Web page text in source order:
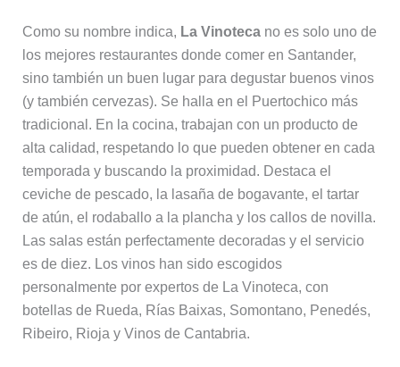
Como su nombre indica, La Vinotecano es solo uno de
los mejores restaurantes donde comer en Santander,
sino también un buen lugar para degustar buenos vinos
(y también cervezas). Se halla en el Puertochico más
tradicional. En la cocina, trabajan con un producto de
alta calidad, respetando lo que pueden obtener en cada
temporada y buscando la proximidad. Destaca el
ceviche de pescado, la lasaña de bogavante, el tartar
de atún, el rodaballo a la plancha y los callos de novilla.
Las salas están perfectamente decoradas y el servicio
es de diez. Los vinos han sido escogidos
personalmente por expertos de La Vinoteca, con
botellas de Rueda, Rías Baixas, Somontano, Penedés,
Ribeiro, Rioja y Vinos de Cantabria.